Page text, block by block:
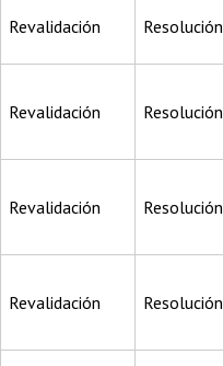
Revalidación Resolución
Revalidación Resolución
Revalidación Resolución
Revalidación Resolución